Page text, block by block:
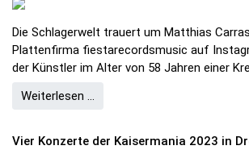
Die Schlagerwelt trauert um Matthias
Plattenfirma fiestarecordsmusic auf
der Künstler im Alter von 58 Jahren einer
Weiterlesen …
Vier Konzerte der Kaisermania 2023 in